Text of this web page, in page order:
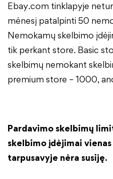
Ebay.com tinklapyje
mėnesį patalpinti 50
Nemokamų skelbimo
tik perkant store. Basic
skelbimų nemokant
premium store – 1000,
Pardavimo skelbimų
skelbimo įdėjimai
tarpusavyje nėra susiję.